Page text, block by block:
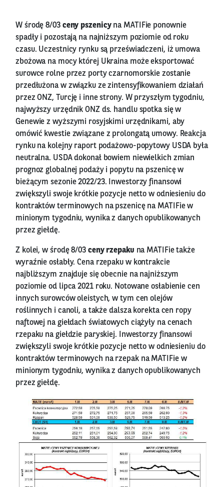
W środę 8/03 ceny pszenicyna MATIFie ponownie
spadły i pozostają na najniższym poziomie od roku
czasu. Uczestnicy rynku są przeświadczeni, iż umowa
zbożowa na mocy której Ukraina może eksportować
surowce rolne przez porty czarnomorskie zostanie
przedłużona w związku ze zintensyfikowaniem działań
przez ONZ, Turcję i inne strony. W przyszłym tygodniu,
najwyższy urzędnik ONZ ds. handlu spotka się w
Genewie z wyższymi rosyjskimi urzędnikami, aby
omówić kwestie związane z prolongatą umowy. Reakcja
rynku na kolejny raport podażowo-popytowy USDA była
neutralna. USDA dokonał bowiem niewielkich zmian
prognoz globalnej podaży i popytu na pszenicę w
bieżącym sezonie 2022/23. Inwestorzy finansowi
zwiększyli swoje krótkie pozycje netto w odniesieniu do
kontraktów terminowych na pszenicę na MATIFie w
minionym tygodniu, wynika z danych opublikowanych
przez giełdę.
Z kolei, w środę 8/03 ceny rzepaku na MATIFie także
wyraźnie osłabły. Cena rzepaku w kontrakcie
najbliższym znajduje się obecnie na najniższym
poziomie od lipca 2021 roku. Notowane osłabienie cen
innych surowców oleistych, w tym cen olejów
roślinnych i canoli, a także dalsza korekta cen ropy
naftowej na giełdach światowych ciążyły na cenach
rzepaku na giełdzie paryskiej. Inwestorzy finansowi
zwiększyli swoje krótkie pozycje netto w odniesieniu do
kontraktów terminowych na rzepak na MATIFie w
minionym tygodniu, wynika z danych opublikowanych
przez giełdę.